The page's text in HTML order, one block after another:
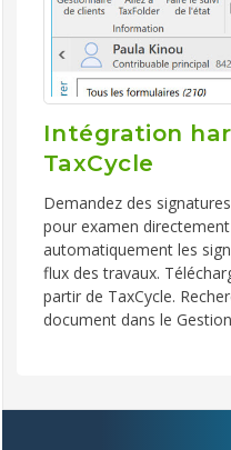
Intégration
TaxCycle
Demandez des
pour examen
automatiquement les
flux des travaux.
partir de TaxCycle.
document dans le